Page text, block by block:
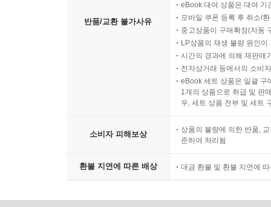
반품/교환 불가사유
eBook 대여 상품은 대여 기
모바일 쿠폰 등록 후 취소/
중고상품이 구매확정(자동
LP상품의 재생 불량 원인
시간의 경과에 의해 재판매
전자상거래 등에서의 소비
eBook 세트 상품은 일괄 구
1개의 상품으로 취급 및 판
우, 세트 상품 전부 및 세트
소비자 피해보상
상품의 불량에 의한 반품,
준하여 처리됨
환불 지연에 따른 배상 대금 환불 및 환불 지연에